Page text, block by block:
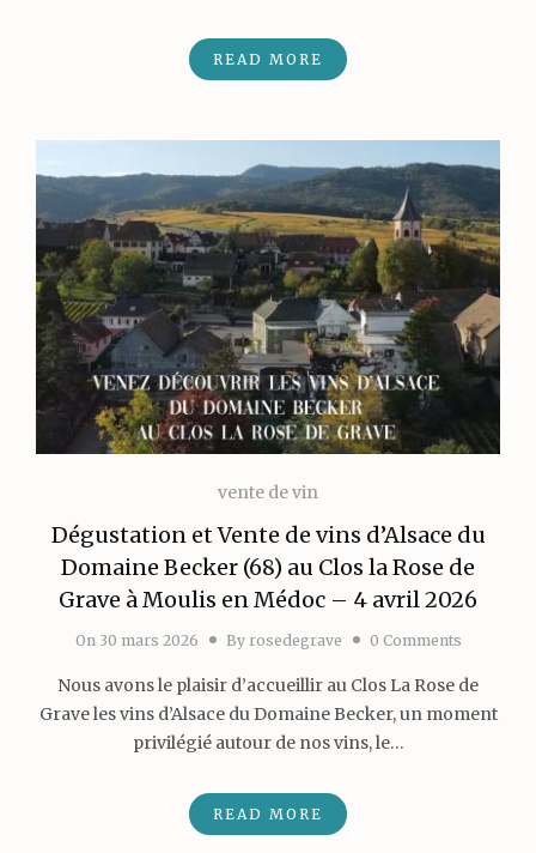
READ MORE
vente de vin
Dégustation et Vente de vins d’Alsace du
Domaine Becker (68) au Clos la Rose de
Grave à Moulis en Médoc – 4 avril 2026
On 30 mars 2026 By rosedegrave 0 Comments
Nous avons le plaisir d’accueillir au Clos La Rose de
Grave les vins d’Alsace du Domaine Becker, un moment
privilégié autour de nos vins, le…
READ MORE